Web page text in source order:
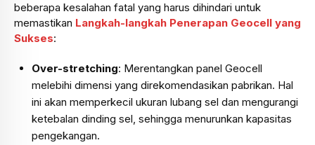
beberapa kesalahan fatal yang harus dihindari untuk
memastikan Langkah-langkah Penerapan Geocell yang
Sukses:
Over-stretching: Merentangkan panel Geocell
melebihi dimensi yang direkomendasikan pabrikan. Hal
ini akan memperkecil ukuran lubang sel dan mengurangi
ketebalan dinding sel, sehingga menurunkan kapasitas
pengekangan.